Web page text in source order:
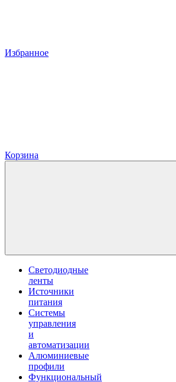
Избранное
Корзина
Светодиодные
ленты
Источники
питания
Системы
управления
и
автоматизации
Алюминиевые
профили
Функциональный